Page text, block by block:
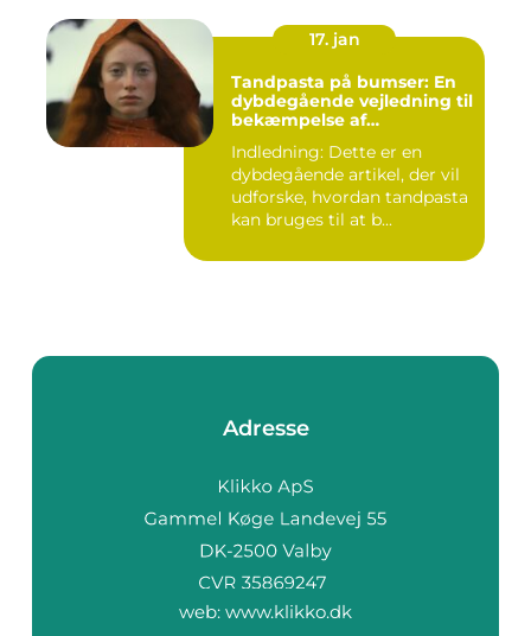
17. jan
Tandpasta på bumser: En
dybdegående vejledning til
bekæmpelse af
Indledning: Dette er en
dybdegående artikel, der vil
udforske, hvordan tandpasta
kan bruges til at b...
Adresse
web: www.klikko.dk